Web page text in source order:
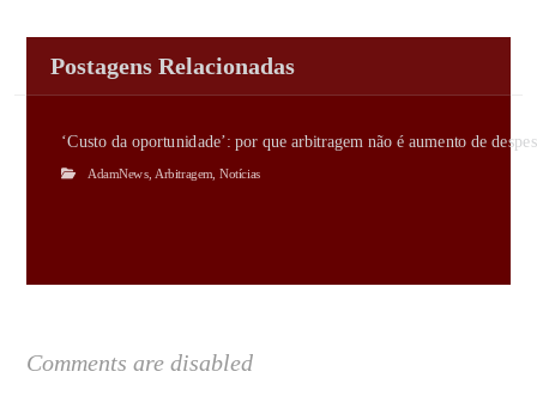
Postagens Relacionadas
‘Custo da oportunidade’: por que arbitragem não é aumento de
AdamNews Arbitragem Notícias
Comments are disabled